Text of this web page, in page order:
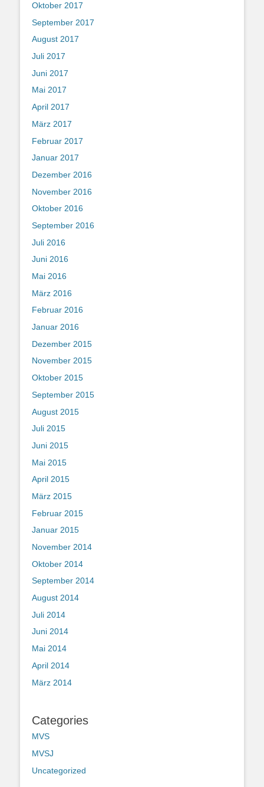
Oktober 2017
September 2017
August 2017
Juli 2017
Juni 2017
Mai 2017
April 2017
März 2017
Februar 2017
Januar 2017
Dezember 2016
November 2016
Oktober 2016
September 2016
Juli 2016
Juni 2016
Mai 2016
März 2016
Februar 2016
Januar 2016
Dezember 2015
November 2015
Oktober 2015
September 2015
August 2015
Juli 2015
Juni 2015
Mai 2015
April 2015
März 2015
Februar 2015
Januar 2015
November 2014
Oktober 2014
September 2014
August 2014
Juli 2014
Juni 2014
Mai 2014
April 2014
März 2014
Categories
MVS
MVSJ
Uncategorized